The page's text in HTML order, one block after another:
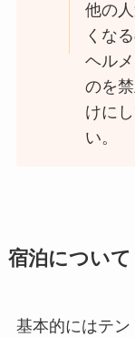
他の
くな
ヘル
のを
けに
い。
宿泊について
基本的にはテ